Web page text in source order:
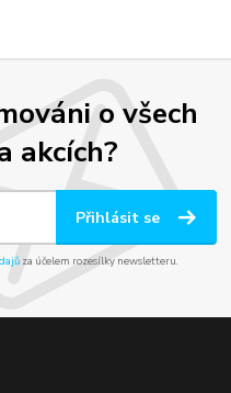
o všech
akcích?
Přihlásit se
za účelem rozesílky newsletteru.